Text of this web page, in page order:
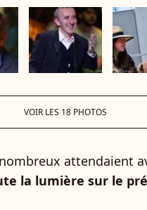
VOIR LES 18 PHOTOS
attendaient
la lumière sur le